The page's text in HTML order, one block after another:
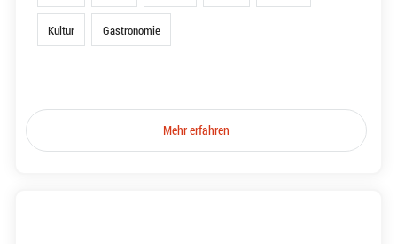
Kultur Gastronomie
Mehr erfahren